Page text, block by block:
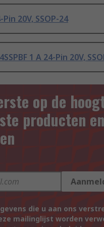
20V, SSOP-24
1 A 24-Pin 20V,
op de
producten en
die u aan ons
mailinglijst worden